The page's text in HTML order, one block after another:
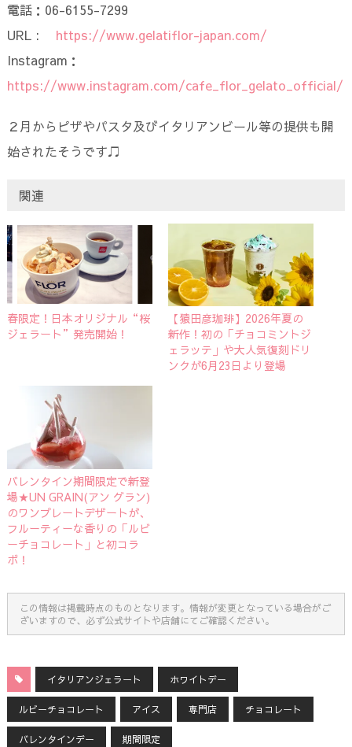
電話：06-6155-7299
URL : https://www.gelatiflor-japan.com/
Instagram：
https://www.instagram.com/cafe_flor_gelato_official/
２月からピザやパスタ及びイタリアンビール等の提供も開
始されたそうです♫
関連
春限定！日本オリジナル“桜
ジェラート”発売開始！
【猿田彦珈琲】2026年夏の
新作！初の「チョコミントジ
ェラッテ」や大人気復刻ドリ
ンクが6月23日より登場
バレンタイン期間限定で新登
場★UN GRAIN(アン グラン)
のワンプレートデザートが、
フルーティーな香りの「ルビ
ーチョコレート」と初コラ
ボ！
この情報は掲載時点のものとなります。情報が変更となっている場合がご
ざいますので、必ず公式サイトや店舗にてご確認ください。
イタリアンジェラート ホワイトデー
ルビーチョコレート アイス 専門店 チョコレート
バレンタインデー 期間限定